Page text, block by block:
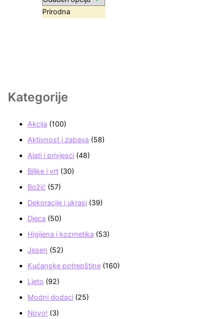
Kategorije
Akcija (100)
Aktivnost i zabava (58)
Alati i privjesci (48)
Biljke i vrt (30)
Božić (57)
Dekoracije i ukrasi (39)
Djeca (50)
Higijena i kozmetika (53)
Jesen (52)
Kućanske potrepštine (160)
Ljeto (92)
Modni dodaci (25)
Novo! (3)
Prirodna